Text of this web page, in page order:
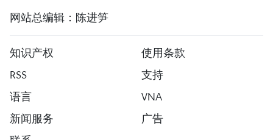
网站总编辑：陈进笋
知识产权
使用条款
RSS
支持
语言
VNA
新闻服务
广告